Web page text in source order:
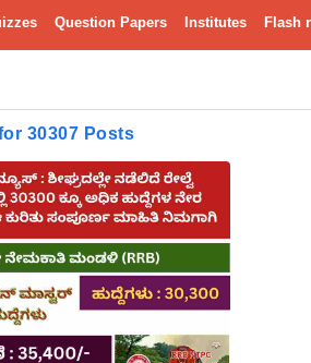
Question Papers Institutes Flash
30307 Posts